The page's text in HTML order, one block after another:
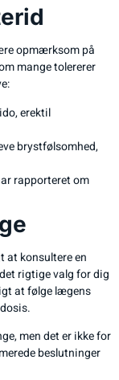
opmærksom på
mange tolererer
erektil
brystfølsomhed,
rapporteret om
at konsultere en
rigtige valg for dig
at følge lægens
men det er ikke for
beslutninger